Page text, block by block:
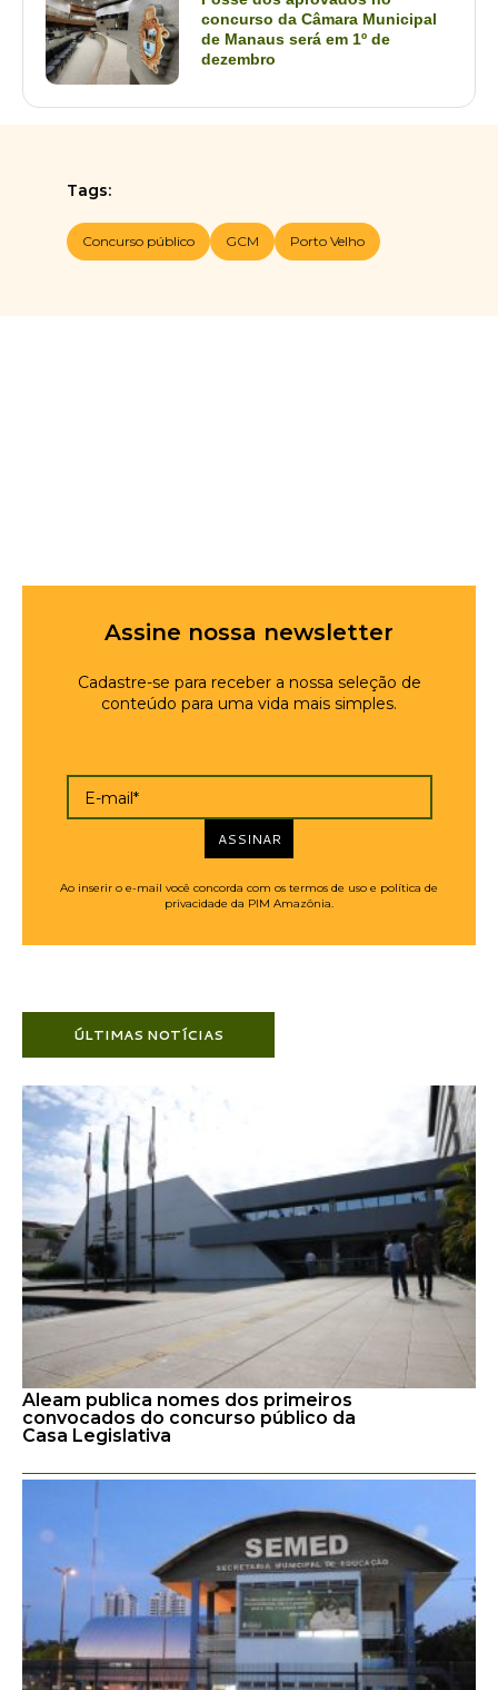
concurso da Câmara Municipal
de Manaus será em 1º de
dezembro
Tags:
Concurso público GCM Porto Velho
Assine nossa newsletter
Cadastre-se para receber a nossa seleção de
conteúdo para uma vida mais simples.
E-mail*
ASSINAR
Ao inserir o e-mail você concorda com os termos de uso e política de
privacidade da PIM Amazônia.
ÚLTIMAS NOTÍCIAS
Aleam publica nomes dos primeiros
convocados do concurso público da
Casa Legislativa